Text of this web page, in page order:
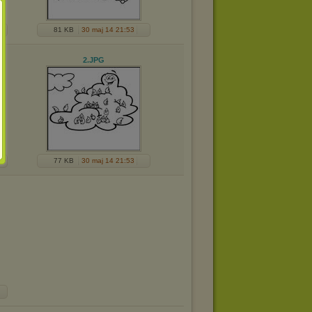
81 KB 30 maj 14 21:53
2.JPG
77 KB 30 maj 14 21:53